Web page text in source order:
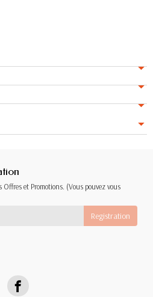
Offres et Promotions. (Vous pouvez vous